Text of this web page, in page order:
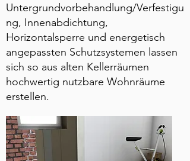
Untergrundvorbehandlung/Verfestigu
ng, Innenabdichtung,
Horizontalsperre und energetisch
angepassten Schutzsystemen lassen
sich so aus alten Kellerräumen
hochwertig nutzbare Wohnräume
erstellen.